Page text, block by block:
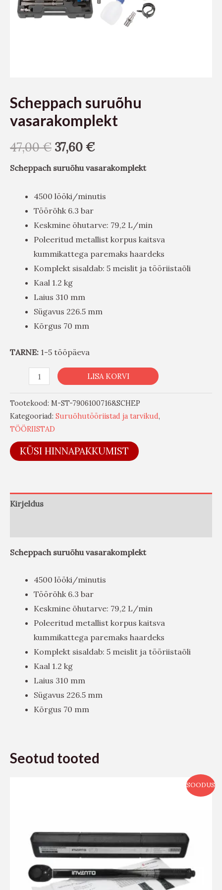
Scheppach suruõhu
vasarakomplekt
47,00€ 37,60€
Scheppach suruõhu vasarakomplekt
4500 lööki/minutis
Töörõhk 6.3 bar
Keskmine õhutarve: 79,2 L/min
Poleeritud metallist korpus kaitsva
kummikattega paremaks haardeks
Komplekt sisaldab: 5 meislit ja tööriistaõli
Kaal 1.2 kg
Laius 310 mm
Sügavus 226.5 mm
Kõrgus 70 mm
TARNE: 1-5 tööpäeva
LISA KORVI
Tootekood: M-ST-7906100716&SCHEP
Kategooriad: Suruõhutööriistad ja tarvikud,
TÖÖRIISTAD
KÜSI HINNAPAKKUMIST
Kirjeldus
Scheppach suruõhu vasarakomplekt
4500 lööki/minutis
Töörõhk 6.3 bar
Keskmine õhutarve: 79,2 L/min
Poleeritud metallist korpus kaitsva
kummikattega paremaks haardeks
Komplekt sisaldab: 5 meislit ja tööriistaõli
Kaal 1.2 kg
Laius 310 mm
Sügavus 226.5 mm
Kõrgus 70 mm
Seotud tooted
SOODUS